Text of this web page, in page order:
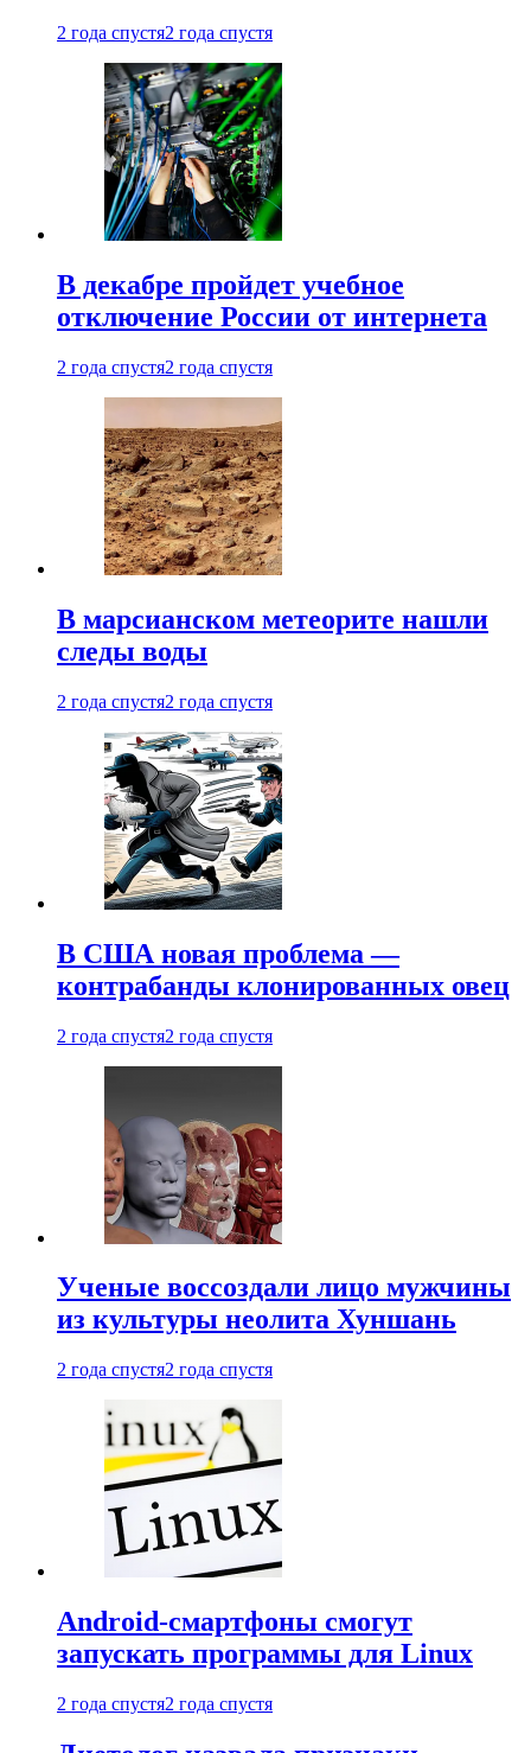
2 года спустя2 года спустя
В декабре пройдет учебное
отключение России от интернета
2 года спустя2 года спустя
В марсианском метеорите нашли
следы воды
2 года спустя2 года спустя
В США новая проблема —
контрабанды клонированных овец
2 года спустя2 года спустя
Ученые воссоздали лицо мужчины
из культуры неолита Хуншань
2 года спустя2 года спустя
Android-смартфоны смогут
запускать программы для Linux
2 года спустя2 года спустя